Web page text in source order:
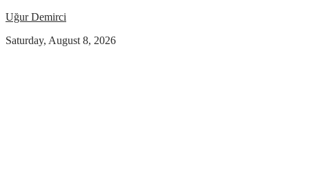
Uğur Demirci
Saturday, August 8, 2026